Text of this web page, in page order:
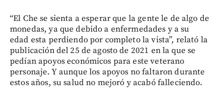
“El Che se sienta a esperar que la gente le de algo de
monedas, ya que debido a enfermedades y a su
edad esta perdiendo por completo la vista”, relató la
publicación del 25 de agosto de 2021 en la que se
pedían apoyos económicos para este veterano
personaje. Y aunque los apoyos no faltaron durante
estos años, su salud no mejoró y acabó falleciendo.